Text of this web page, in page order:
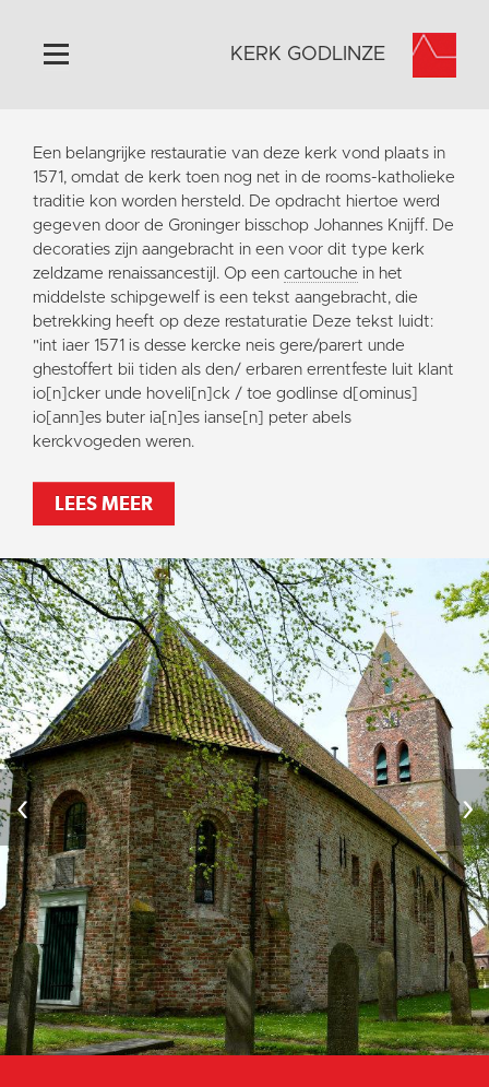
Home
Algemeen
Historie
Omgeving
Activiteiten
Steun ons
Contact
Vaktaal
KERK GODLINZE
Een belangrijke restauratie van deze kerk vond plaats in
1571, omdat de kerk toen nog net in de rooms-katholieke
traditie kon worden hersteld. De opdracht hiertoe werd
gegeven door de Groninger bisschop Johannes Knijff. De
decoraties zijn aangebracht in een voor dit type kerk
zeldzame renaissancestijl. Op een cartouche in het
middelste schipgewelf is een tekst aangebracht, die
betrekking heeft op deze restaturatie Deze tekst luidt:
"int iaer 1571 is desse kercke neis gere/parert unde
ghestoffert bii tiden als den/ erbaren errentfeste luit klant
io[n]cker unde hoveli[n]ck / toe godlinse d[ominus]
io[ann]es buter ia[n]es ianse[n] peter abels
kerckvogeden weren.
LEES MEER
‹ ›